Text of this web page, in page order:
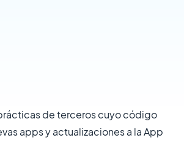
de terceros cuyo código
apps y actualizaciones a la App